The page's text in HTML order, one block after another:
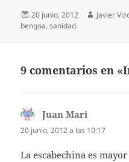
Publicado
el
20 junio, 2012 Autor
Javier
bengoa,sanidad
9 comentarios en
Juan Mari
20 junio, 2012 a las 10:17
La escabechina es